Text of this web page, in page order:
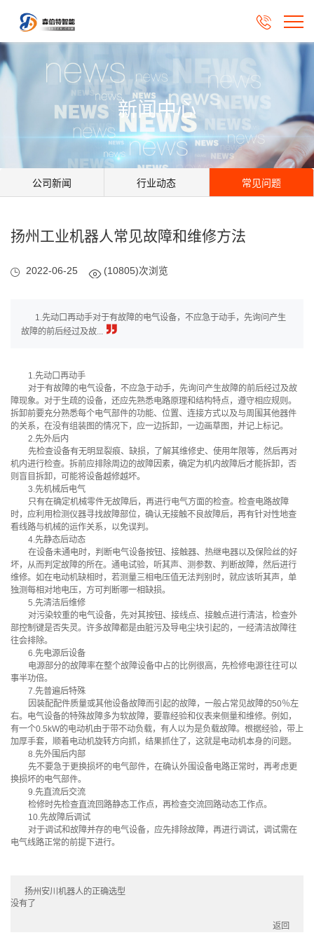

新闻中心
公司新闻 行业动态 常见问题
扬州工业机器人常见故障和维修方法
2022-06-25 (10805)次浏览
1.先动口再动手对于有故障的电气设备，不应急于动手，先询问产生
故障的前后经过及故...
1.先动口再动手
对于有故障的电气设备，不应急于动手，先询问产生故障的前后经过及故
障现象。对于生疏的设备，还应先熟悉电路原理和结构特点，遵守相应规则。
拆卸前要充分熟悉每个电气部件的功能、位置、连接方式以及与周围其他器件
的关系，在没有组装图的情况下，应一边拆卸，一边画草图，并记上标记。
2.先外后内
先检查设备有无明显裂痕、缺损，了解其维修史、使用年限等，然后再对
机内进行检查。拆前应排除周边的故障因素，确定为机内故障后才能拆卸，否
则盲目拆卸，可能将设备越修越坏。
3.先机械后电气
只有在确定机械零件无故障后，再进行电气方面的检查。检查电路故障
时，应利用检测仪器寻找故障部位，确认无接触不良故障后，再有针对性地查
看线路与机械的运作关系，以免误判。
4.先静态后动态
在设备未通电时，判断电气设备按钮、接触器、热继电器以及保险丝的好
坏，从而判定故障的所在。通电试验，听其声、测参数、判断故障，然后进行
维修。如在电动机缺相时，若测量三相电压值无法判别时，就应该听其声，单
独测每相对地电压，方可判断哪一相缺损。
5.先清洁后维修
对污染较重的电气设备，先对其按钮、接线点、接触点进行清洁，检查外
部控制键是否失灵。许多故障都是由脏污及导电尘块引起的，一经清洁故障往
往会排除。
6.先电源后设备
电源部分的故障率在整个故障设备中占的比例很高，先检修电源往往可以
事半功倍。
7.先普遍后特殊
因装配配件质量或其他设备故障而引起的故障，一般占常见故障的50％左
右。电气设备的特殊故障多为软故障，要靠经验和仪表来侧量和维修。例如，
有一个0.5kW的电动机由于带不动负载，有人以为是负载故障。根据经验，带上
加厚手套，顺着电动机旋转方向抓，结果抓住了，这就是电动机本身的问题。
8.先外围后内部
先不要急于更换损坏的电气部件，在确认外围设备电路正常时，再考虑更
换损坏的电气部件。
9.先直流后交流
检修时先检查直流回路静态工作点，再检查交流回路动态工作点。
10.先故障后调试
对于调试和故障并存的电气设备，应先排除故障，再进行调试，调试需在
电气线路正常的前提下进行。
扬州安川机器人的正确选型
没有了
返回